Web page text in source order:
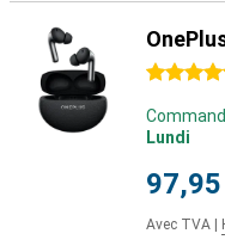
4.5 étoiles
Lundi
Avec TVA